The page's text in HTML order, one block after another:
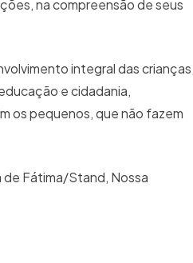
na compreensão de seus
integral das crianças,
e cidadania,
os pequenos, que não fazem
de Fátima/Stand, Nossa